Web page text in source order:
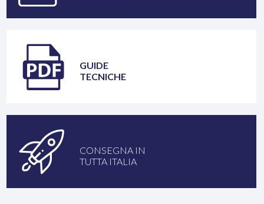
GUIDE
TECNICHE
CONSEGNA IN
TUTTA ITALIA